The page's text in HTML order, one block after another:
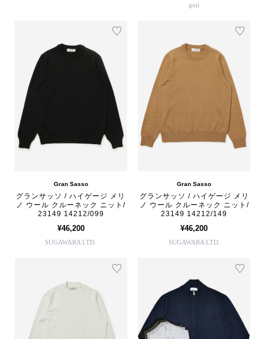
guji
Gran Sasso
グランサッソ / ハイゲージ メリ
ノ ウール クルーネック ニット/
23149 14212/099
¥46,200
SUGAWARA LTD.
Gran Sasso
グランサッソ / ハイゲージ メリ
ノ ウール クルーネック ニット/
23149 14212/149
¥46,200
SUGAWARA LTD.